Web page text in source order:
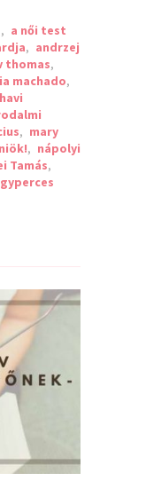
, a női test
, andrzej
thomas,
machado,
havi
, mary
, nápolyi
Tamás,